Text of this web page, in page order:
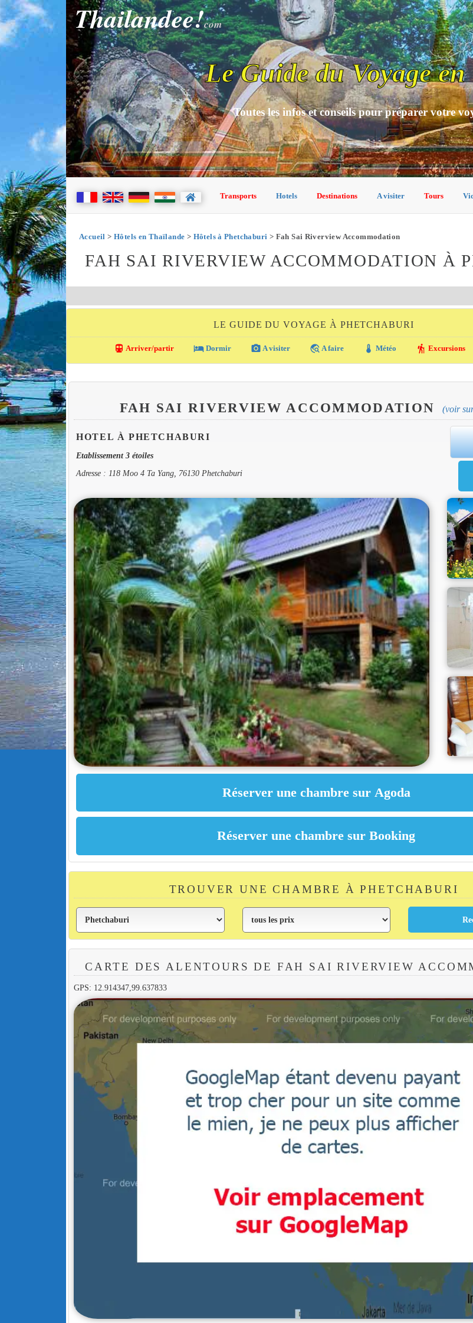
Thailandee!com
Le Guide du Voyage
Toutes les infos et conseils pour préparer votre
Transports Hotels Destinations A visiter Tours
Accueil > Hôtels en Thaïlande > Hôtels à Phetchaburi > Fah Sai Riverview Accommodation
FAH SAI RIVERVIEW ACCOMMODATION À
LE GUIDE DU VOYAGE À PHETCHABURI
directions_transit Arriver/partir local_hotel Dormir photo_camera A visiter travel_explore A faire thermostat Météo hiking Excursions
FAH SAI RIVERVIEW ACCOMMODATION (voir
HOTEL À PHETCHABURI
Etablissement 3 étoiles
Adresse : 118 Moo 4 Ta Yang, 76130 Phetchaburi
TROUVER UNE CHAMBRE À PHETCHABURI
CARTE DES ALENTOURS DE FAH SAI RIVERVIEW
GPS: 12.914347,99.637833